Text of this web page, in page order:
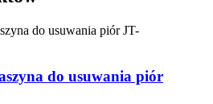
do usuwania piór